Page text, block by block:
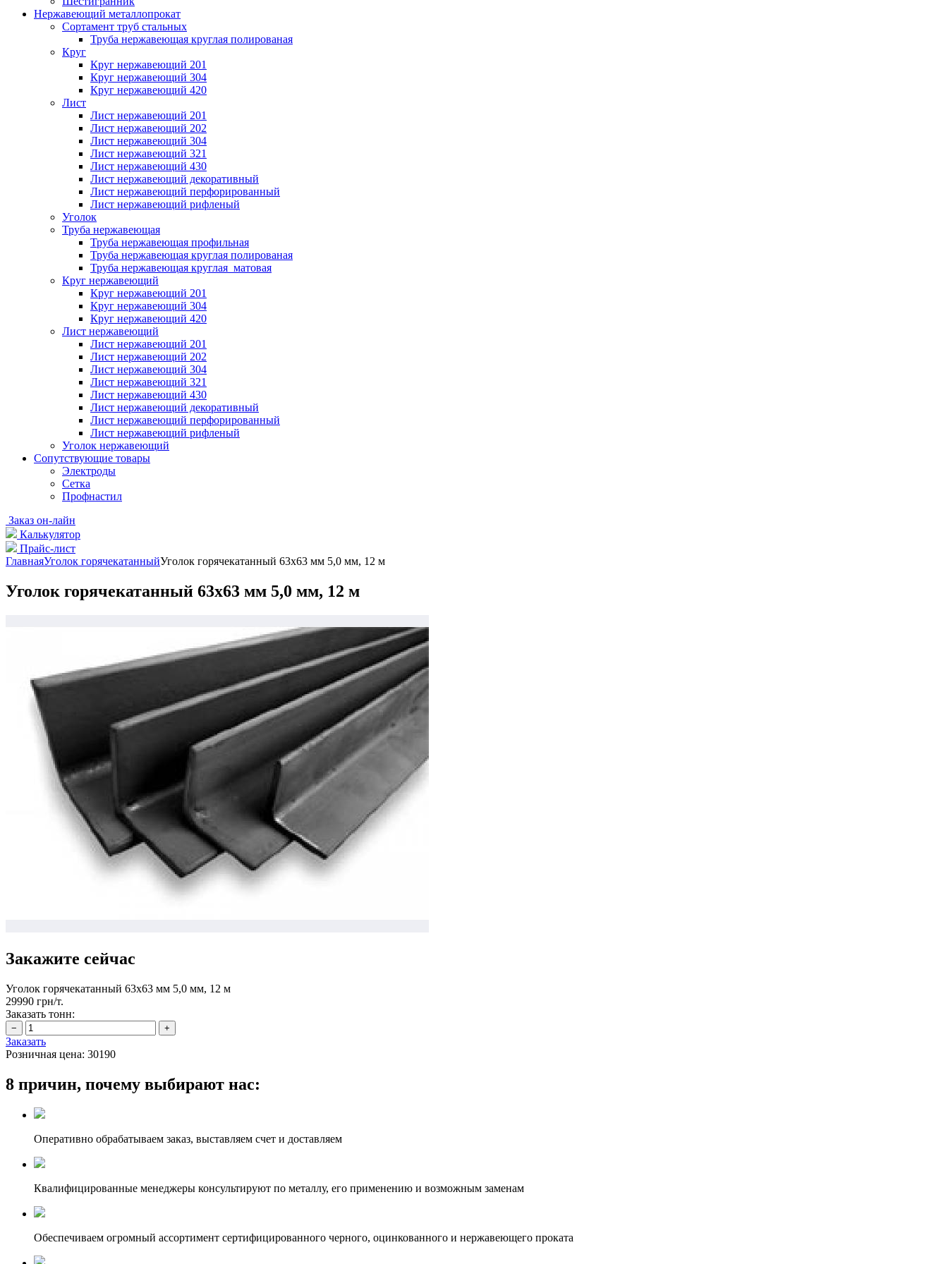
Нержавеющий металлопрокат
Сортамент труб стальных
Труба нержавеющая круглая полированая
Круг
Круг нержавеющий 201
Круг нержавеющий 304
Круг нержавеющий 420
Лист
Лист нержавеющий 201
Лист нержавеющий 202
Лист нержавеющий 304
Лист нержавеющий 321
Лист нержавеющий 430
Лист нержавеющий декоративный
Лист нержавеющий перфорированный
Лист нержавеющий рифленый
Уголок
Труба нержавеющая
Труба нержавеющая профильная
Труба нержавеющая круглая полированая
Труба нержавеющая круглая матовая
Круг нержавеющий
Круг нержавеющий 201
Круг нержавеющий 304
Круг нержавеющий 420
Лист нержавеющий
Лист нержавеющий 201
Лист нержавеющий 202
Лист нержавеющий 304
Лист нержавеющий 321
Лист нержавеющий 430
Лист нержавеющий декоративный
Лист нержавеющий перфорированный
Лист нержавеющий рифленый
Уголок нержавеющий
Cопутствующие товары
Электроды
Сетка
Профнастил
Заказ он-лайн
Калькулятор
Прайс-лист
ГлавнаяУголок горячекатанныйУголок горячекатанный 63х63 мм 5,0 мм, 12 м
Уголок горячекатанный 63х63 мм 5,0 мм, 12 м
Закажите сейчас
Уголок горячекатанный 63х63 мм 5,0 мм, 12 м
29990 грн/т.
Заказать тонн:
Заказать
Розничная цена: 30190
8 причин, почему выбирают нас:
Оперативно обрабатываем заказ, выставляем счет и доставляем
Квалифицированные менеджеры консультируют по металлу, его применению и возможным заменам
Обеспечиваем огромный ассортимент сертифицированного черного, оцинкованного и нержавеющего проката